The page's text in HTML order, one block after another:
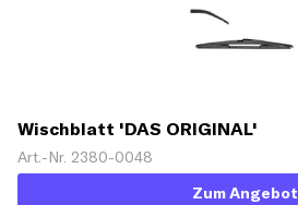
Wischblatt 'DAS ORIGINAL'
Art.-Nr. 2380-0048
Zum Angebot